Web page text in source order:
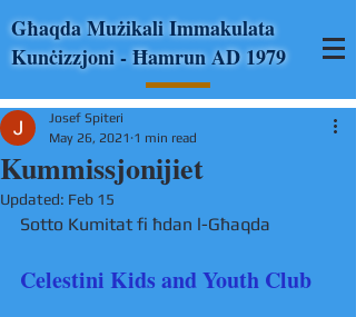
Għaqda Mużikali Immakulata
Kunċizzjoni - Ħamrun AD 1979
Kummissjonijiet
Josef Spiteri
May 26, 2021 1 min read
Updated: Feb 15
Sotto Kumitat fi ħdan l-Għaqda
Celestini Kids and Youth Club